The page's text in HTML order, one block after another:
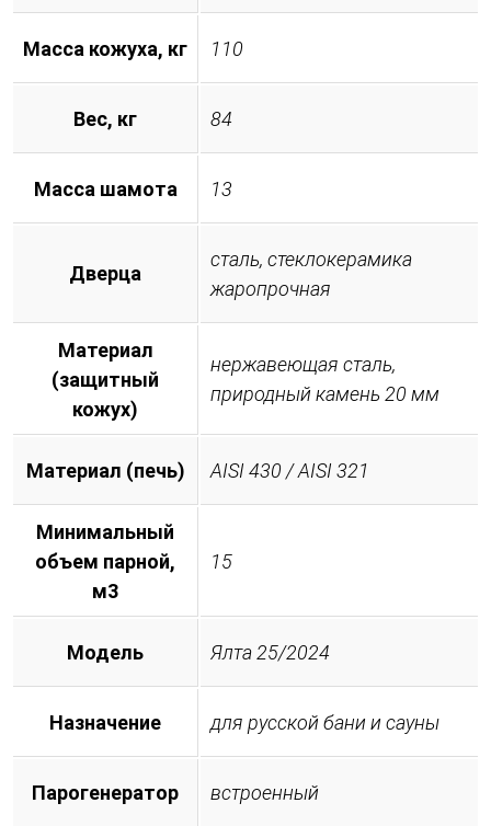
Масса кожуха, кг 110
Вес, кг 84
Масса шамота 13
Дверца
сталь, стеклокерамика
жаропрочная
Материал
(защитный
кожух)
нержавеющая сталь,
природный камень 20 мм
Материал (печь) AISI 430 / AISI 321
Минимальный
объем парной,
м3
15
Модель Ялта 25/2024
Назначение для русской бани и сауны
Парогенератор встроенный